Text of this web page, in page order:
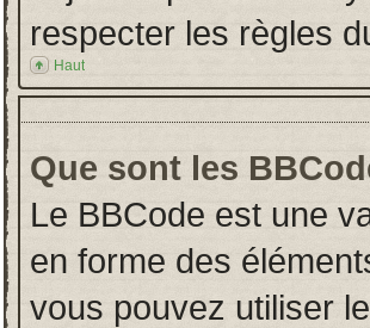
respecter les règles
Haut
Que sont les
Le BBCode est une
en forme des
vous pouvez utiliser